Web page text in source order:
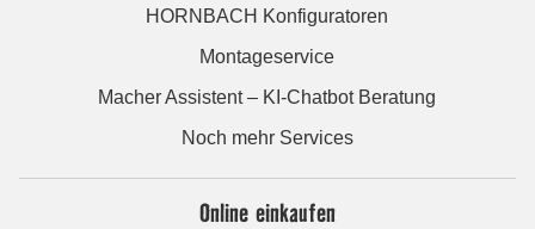
HORNBACH Konfiguratoren
Montageservice
Macher Assistent – KI-Chatbot Beratung
Noch mehr Services
Online einkaufen